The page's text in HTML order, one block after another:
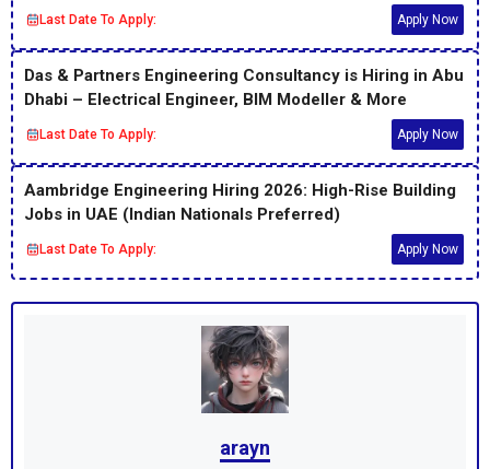
Last Date To Apply: Apply Now
Das & Partners Engineering Consultancy is Hiring in Abu
Dhabi – Electrical Engineer, BIM Modeller & More
Last Date To Apply: Apply Now
Aambridge Engineering Hiring 2026: High-Rise Building
Jobs in UAE (Indian Nationals Preferred)
Last Date To Apply: Apply Now
arayn